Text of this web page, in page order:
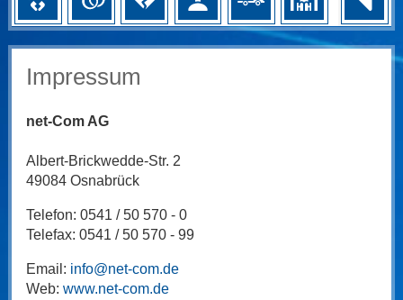
Impressum
net-Com AG
Albert-Brickwedde-Str. 2
49084 Osnabrück
Telefon: 0541 / 50 570 - 0
Telefax: 0541 / 50 570 - 99
Email: info@net-com.de
Web: www.net-com.de